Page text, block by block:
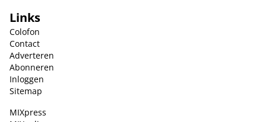
Links
Colofon
Contact
Adverteren
Abonneren
Inloggen
Sitemap
MIXpress